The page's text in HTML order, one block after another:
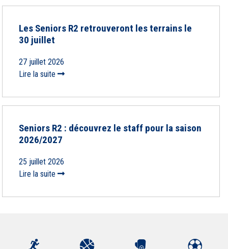
Les Seniors R2 retrouveront les terrains le
30 juillet
27 juillet 2026
Lire la suite
Seniors R2 : découvrez le staff pour la saison
2026/2027
25 juillet 2026
Lire la suite